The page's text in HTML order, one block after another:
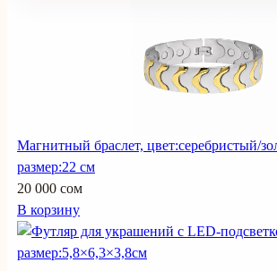
Магнитный браслет, цвет:серебристый/
размер:22 см
20 000 сом
В корзину